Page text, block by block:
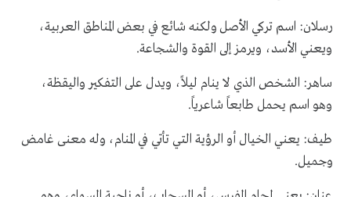
رسلان: اسم تركي الأصل ولكنه شائع في بعض المناطق العربية،
ويعني الأسد، ويرمز إلى القوة والشجاعة.
ساهر: الشخص الذي لا ينام ليلاً، ويدل على التفكير واليقظة،
وهو اسم يحمل طابعاً شاعرياً.
طيف: يعني الخيال أو الرؤية التي تأتي في المنام، وله معنى غامض
وجميل.